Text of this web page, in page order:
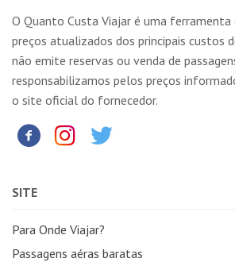
O Quanto Custa Viajar é uma
preços atualizados dos principais custos
não emite reservas ou venda de
responsabilizamos pelos preços
o site oficial do fornecedor.
SITE
Para Onde Viajar?
Passagens aéras baratas